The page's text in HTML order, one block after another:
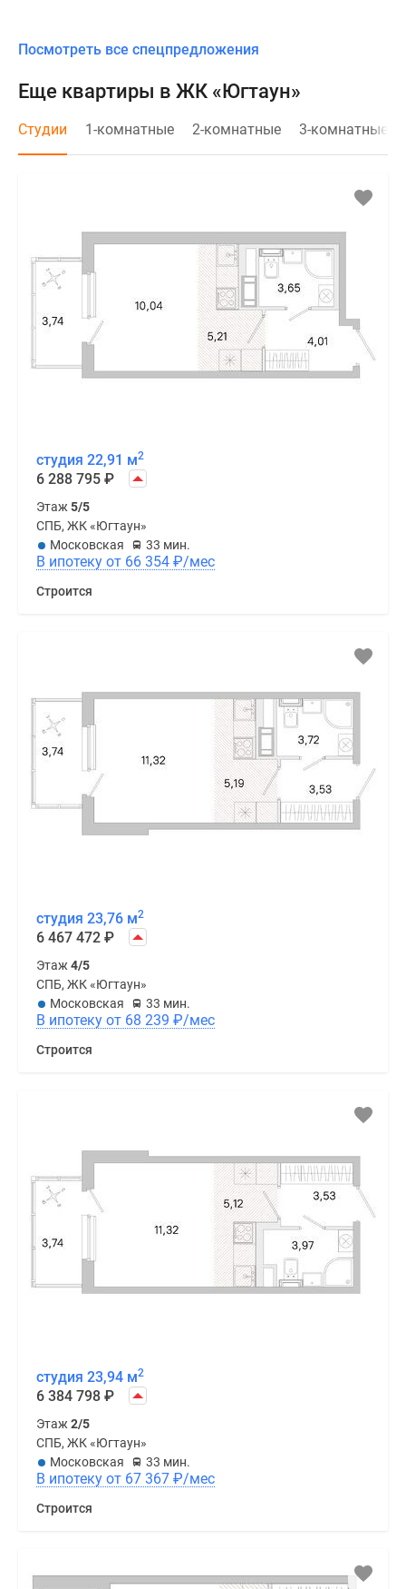
Посмотреть все спецпредложения
Еще квартиры в ЖК «Югтаун»
Студии 1-комнатные 2-комнатные 3-комнатные
студия 22,91 м2
6 288 795 ₽
Этаж5/5
СПБ, ЖК «Югтаун»
Московская
33 мин.
В ипотеку от 66 354 ₽/мес
Строится
студия 23,76 м2
6 467 472 ₽
Этаж4/5
СПБ, ЖК «Югтаун»
Московская
33 мин.
В ипотеку от 68 239 ₽/мес
Строится
студия 23,94 м2
6 384 798 ₽
Этаж2/5
СПБ, ЖК «Югтаун»
Московская
33 мин.
В ипотеку от 67 367 ₽/мес
Строится